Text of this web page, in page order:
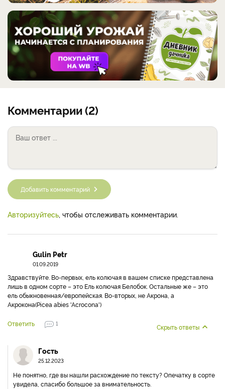
Комментарии (2)
Добавить комментарий
Авторизуйтесь, чтобы отслеживать комментарии.
Gulin Petr
01.09.2019
Здравствуйте. Во-первых, ель колючая в вашем списке представлена
лишь в одном сорте – это Ель колючая Белобок. Остальные же – это
ель обыкновенная/европейская. Во-вторых, не Акрона, а
Акрокона(Picea abies 'Acrocona')
Ответить 1 Скрыть ответы
Гость
25.12.2023
Не понятно, где вы нашли расхождение по тексту? Опечатку в сорте
увидела, спасибо большое за внимательность.